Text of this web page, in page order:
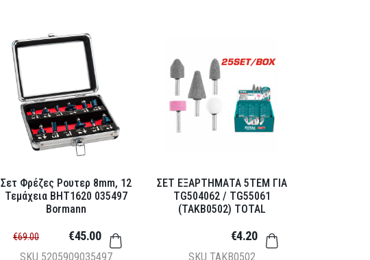
Σετ Φρέζες Ρουτερ 8mm, 12
Τεμάχεια BHT1620 035497
Bormann
SKU 5205909035497
€69.00 €45.00
ΣΕΤ ΕΞΑΡΤΗΜΑΤΑ 5ΤΕΜ ΓΙΑ
TG504062 / TG55061
(TAKB0502) TOTAL
SKU TAKB0502
€4.20